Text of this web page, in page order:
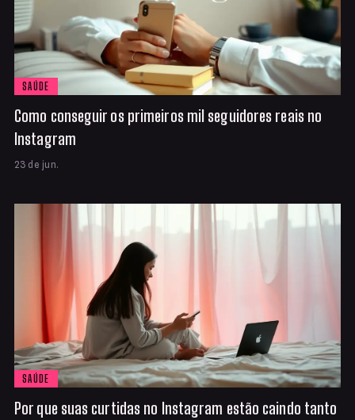
SAÚDE
Como conseguir os primeiros mil seguidores reais no
Instagram
23 de jun.
SAÚDE
Por que suas curtidas no Instagram estão caindo tanto